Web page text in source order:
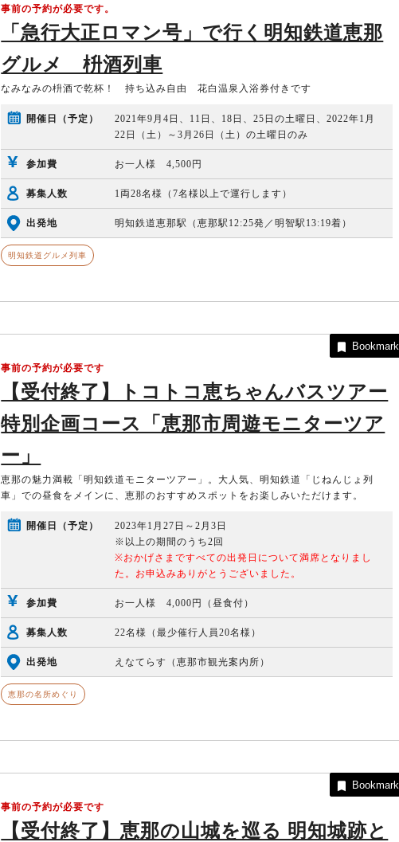
事前の予約が必要です。
「急行大正ロマン号」で行く明知鉄道恵那
グルメ 枡酒列車
なみなみの枡酒で乾杯！ 持ち込み自由 花白温泉入浴券付きです
開催日（予定）
2021年9月4日、11日、18日、25日の土曜日、2022年1月
22日（土）～3月26日（土）の土曜日のみ
参加費 お一人様 4,500円
募集人数 1両28名様（7名様以上で運行します）
出発地 明知鉄道恵那駅（恵那駅12:25発／明智駅13:19着）
明知鉄道グルメ列車
事前の予約が必要です
【受付終了】トコトコ恵ちゃんバスツアー
特別企画コース「恵那市周遊モニターツア
ー」
恵那の魅力満載「明知鉄道モニターツアー」。大人気、明知鉄道「じねんじょ列
車」での昼食をメインに、恵那のおすすめスポットをお楽しみいただけます。
開催日（予定）
2023年1月27日～2月3日
※以上の期間のうち2回
※おかげさまですべての出発日について満席となりまし
た。お申込みありがとうございました。
参加費 お一人様 4,000円（昼食付）
募集人数 22名様（最少催行人員20名様）
出発地 えなてらす（恵那市観光案内所）
恵那の名所めぐり
Bookmark
事前の予約が必要です
【受付終了】恵那の山城を巡る 明知城跡と
Bookmark